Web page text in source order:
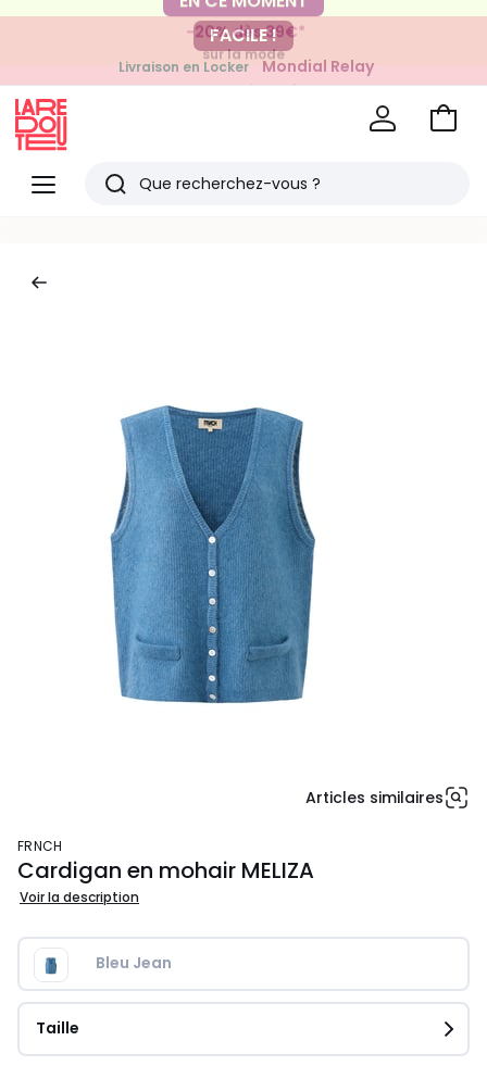
-20% dès 39€*
sur la mode
FACILE !
Livraison en Locker Mondial Relay
pour vos petits articles
Menu
Redoute
Rechercher
Voir
Articles similaires
FRNCH
Cardigan en mohair MELIZA
Voir la description
Bleu Jean
Taille